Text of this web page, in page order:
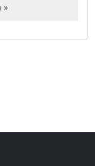
»